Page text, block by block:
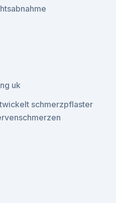
uk
schmerzpflaster